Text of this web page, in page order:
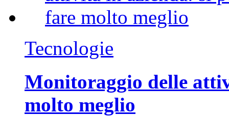
Tecnologie
Monitoraggio delle
molto meglio